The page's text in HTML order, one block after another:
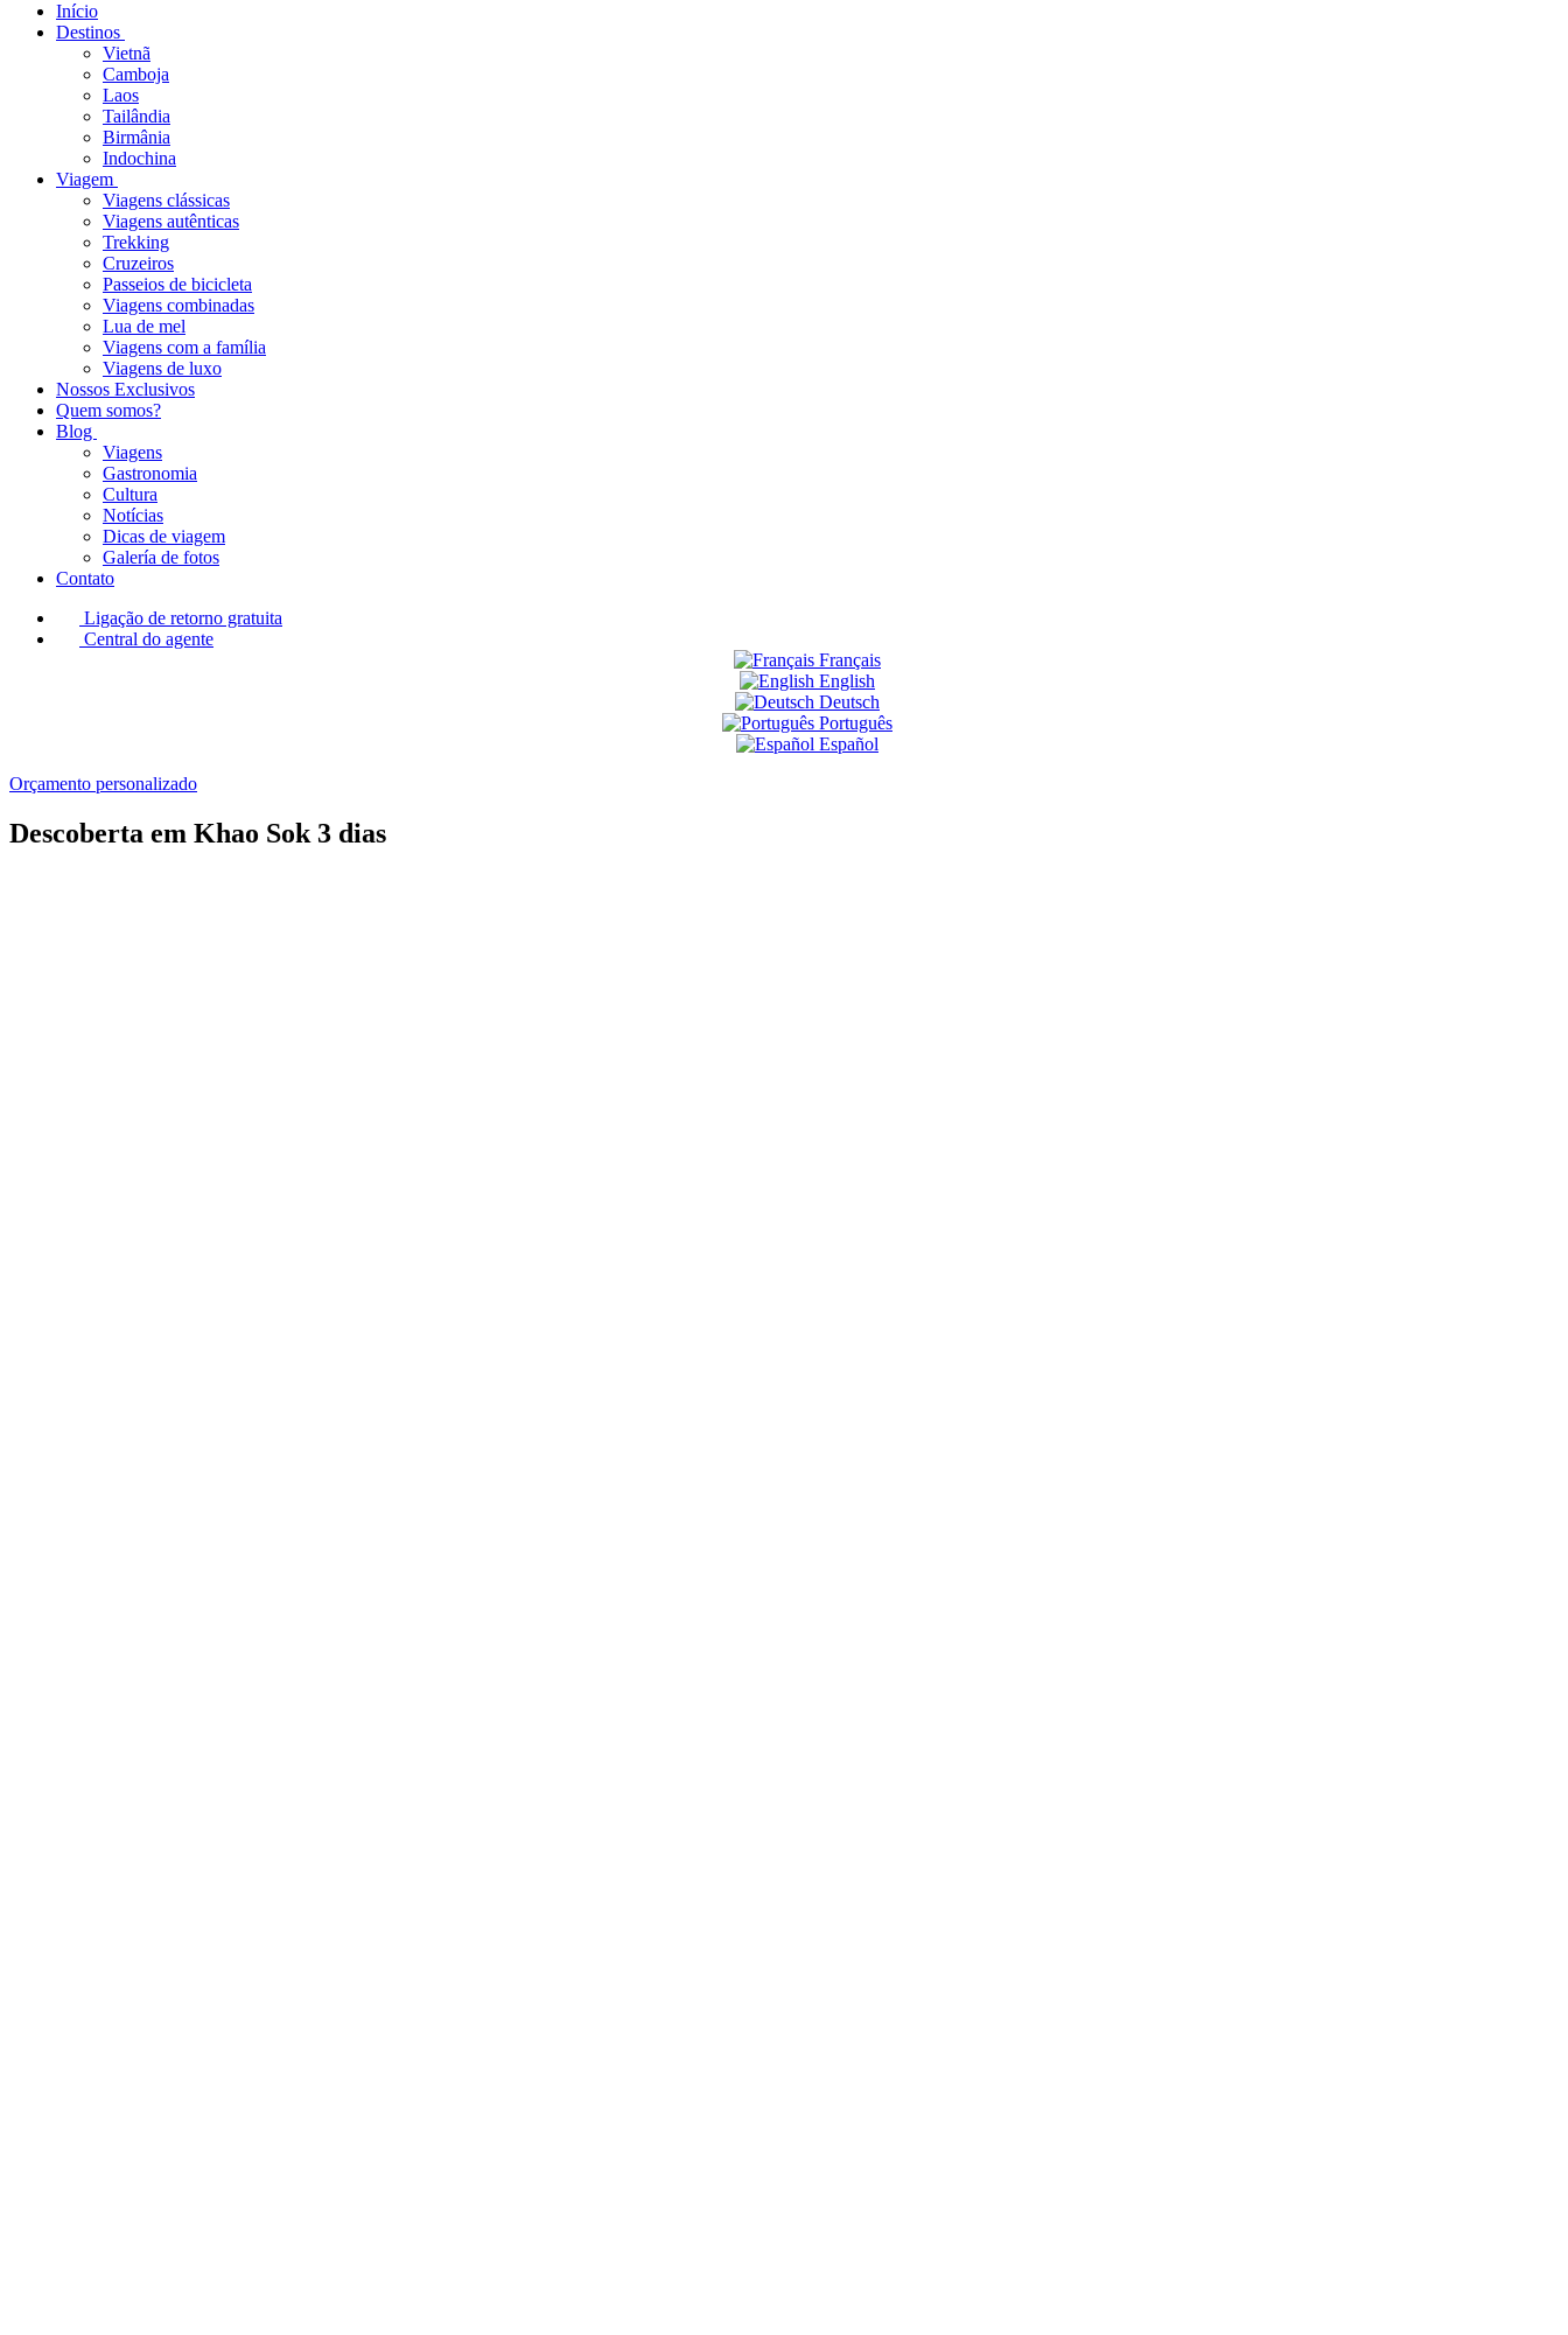
Início
Destinos
Vietnã
Camboja
Laos
Tailândia
Birmânia
Indochina
Viagem
Viagens clássicas
Viagens autênticas
Trekking
Cruzeiros
Passeios de bicicleta
Viagens combinadas
Lua de mel
Viagens com a família
Viagens de luxo
Nossos Exclusivos
Quem somos?
Blog
Viagens
Gastronomia
Cultura
Notícias
Dicas de viagem
Galería de fotos
Contato
Ligação de retorno gratuita
Central do agente
Français
English
Deutsch
Português
Español
Orçamento personalizado
Descoberta em Khao Sok 3 dias